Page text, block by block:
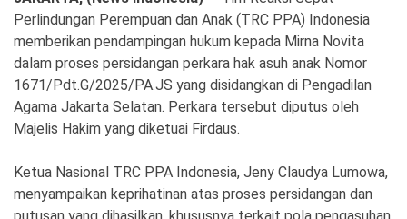
Sosial Budaya
Ekonomi Olahraga
Indeks Birokrasi
Perlindungan Perempuan dan Anak (TRC PPA) Indonesia
memberikan pendampingan hukum kepada Mirna Novita
dalam proses persidangan perkara hak asuh anak Nomor
1671/Pdt.G/2025/PA.JS yang disidangkan di Pengadilan
Agama Jakarta Selatan. Perkara tersebut diputus oleh
Majelis Hakim yang diketuai Firdaus.
Ketua Nasional TRC PPA Indonesia, Jeny Claudya Lumowa,
menyampaikan keprihatinan atas proses persidangan dan